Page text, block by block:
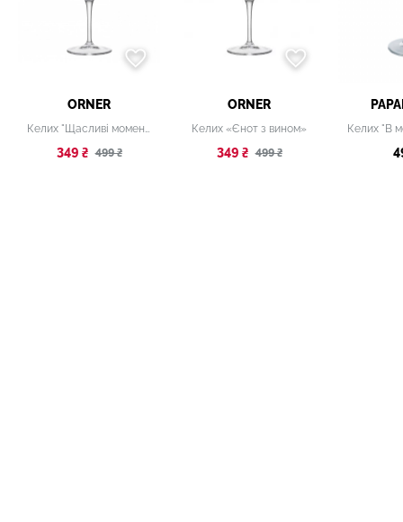
ORNER
Келих "Щасливі моменти"
349 ₴ 499 ₴
ORNER
Келих «Єнот з вином»
349 ₴ 499 ₴